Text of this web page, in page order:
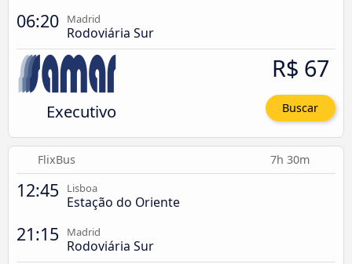
06:20 Madrid
Rodoviária Sur
Executivo
R$ 67
Buscar
FlixBus 7h 30m
12:45 Lisboa
Estação do Oriente
21:15 Madrid
Rodoviária Sur